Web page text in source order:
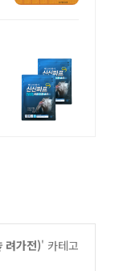
려가전)' 카테고